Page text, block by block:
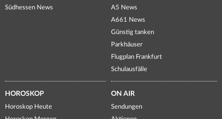
Südhessen News
A5 News
A661 News
Günstig tanken
Parkhäuser
Flugplan Frankfurt
Schulausfälle
HOROSKOP
Horoskop Heute
ON AIR
Sendungen